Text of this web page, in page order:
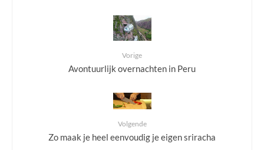
Vorige
Avontuurlijk overnachten in Peru
Volgende
Zo maak je heel eenvoudig je eigen sriracha